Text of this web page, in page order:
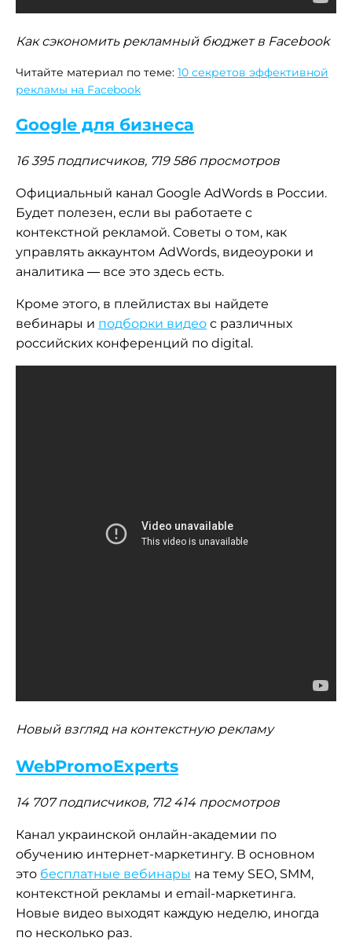
Как сэкономить рекламный бюджет в Facebook
Читайте материал по теме: 10 секретов эффективной
рекламы на Facebook
Google для бизнеса
16 395 подписчиков, 719 586 просмотров
Официальный канал Google AdWords в России.
Будет полезен, если вы работаете с
контекстной рекламой. Советы о том, как
управлять аккаунтом AdWords, видеоуроки и
аналитика — все это здесь есть.
Кроме этого, в плейлистах вы найдете
вебинары и подборки видео с различных
российских конференций по digital.
Новый взгляд на контекстную рекламу
WebPromoExperts
14 707 подписчиков, 712 414 просмотров
Канал украинской онлайн-академии по
обучению интернет-маркетингу. В основном
это бесплатные вебинары на тему SEO, SMM,
контекстной рекламы и email-маркетинга.
Новые видео выходят каждую неделю, иногда
по несколько раз.